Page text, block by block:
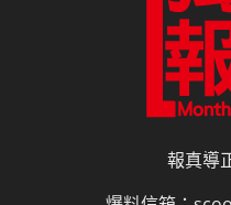
報真導